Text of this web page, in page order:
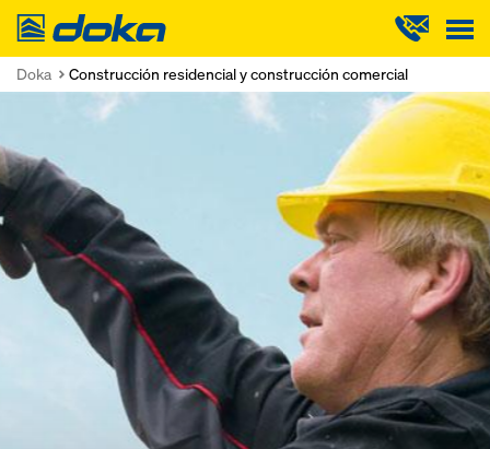
Doka
Doka Construcción residencial y construcción comercial